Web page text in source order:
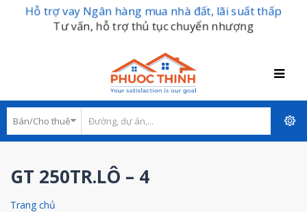
Hỗ trợ vay Ngân hàng mua nhà đất, lãi suất thấp
Tư vấn, hỗ trợ thủ tục chuyển nhượng
GT 250TR.LÔ – 4
Trang chủ